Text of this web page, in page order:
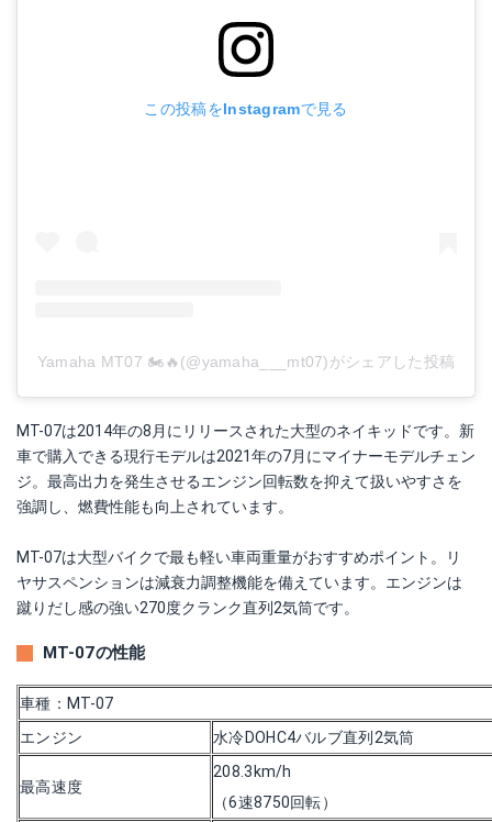
この投稿をInstagramで見る
Yamaha MT07 🏍🔥(@yamaha___mt07)がシェアした投稿
MT-07は2014年の8月にリリースされた大型のネイキッドです。新
車で購入できる現行モデルは2021年の7月にマイナーモデルチェン
ジ。最高出力を発生させるエンジン回転数を抑えて扱いやすさを
強調し、燃費性能も向上されています。
MT-07は大型バイクで最も軽い車両重量がおすすめポイント。リ
ヤサスペンションは減衰力調整機能を備えています。エンジンは
蹴りだし感の強い270度クランク直列2気筒です。
MT-07の性能
車種：MT-07
エンジン
水冷DOHC4バルブ直列2気筒
最高速度
208.3km/h
（6速8750回転）